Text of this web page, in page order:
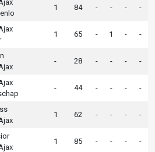
1 84 - - - -
1 65 - 1 - -
- 28 - - - -
- 44 - - - -
1 62 - - - -
1 85 - - - -